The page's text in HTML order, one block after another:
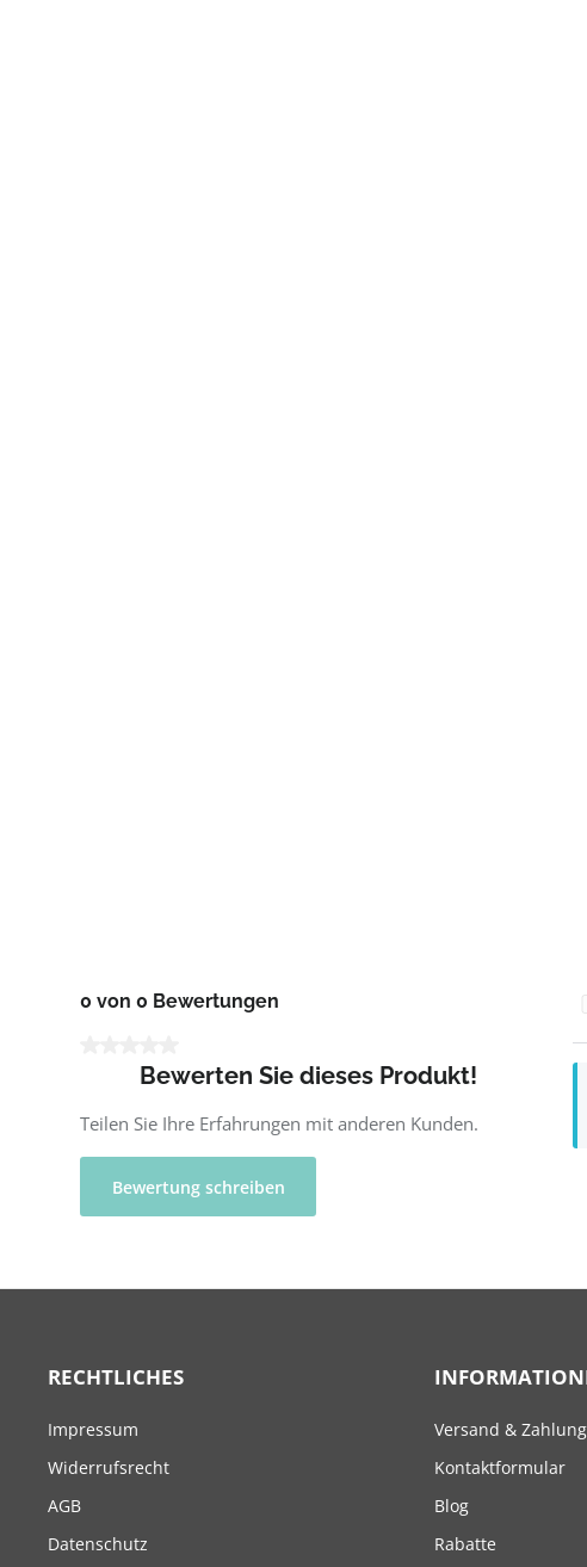
0 von 0 Bewertungen
Bewerten Sie dieses Produkt!
Teilen Sie Ihre Erfahrungen mit anderen Kunden.
Bewertung schreiben
RECHTLICHES
Impressum
Widerrufsrecht
AGB
Datenschutz
Versand & Zahlung
Kontaktformular
Blog
Rabatte